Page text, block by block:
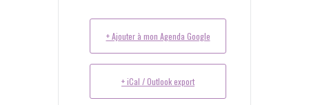
+ Ajouter à mon Agenda Google
+ iCal / Outlook export